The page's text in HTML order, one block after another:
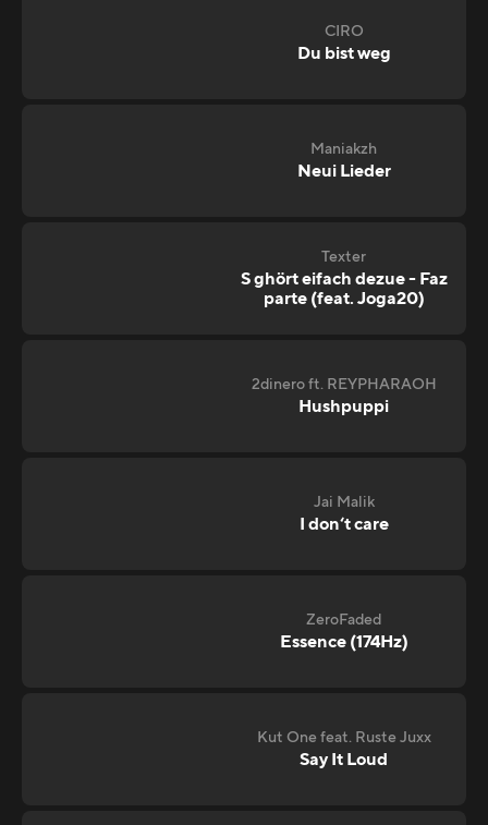
CIRO
Du bist weg
Maniakzh
Neui Lieder
Texter
S ghört eifach dezue - Faz
parte (feat. Joga20)
2dinero ft. REYPHARAOH
Hushpuppi
Jai Malik
I don‘t care
ZeroFaded
Essence (174Hz)
Kut One feat. Ruste Juxx
Say It Loud